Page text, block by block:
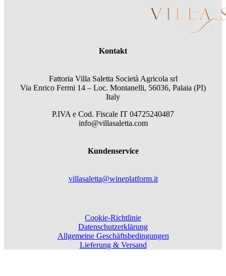
Kontakt
Fattoria Villa Saletta Società Agricola srl
Via Enrico Fermi 14 – Loc. Montanelli, 56036, Palaia (PI)
Italy
P.IVA e Cod. Fiscale IT 04725240487
info@villasaletta.com
Kundenservice
villasaletta@wineplatform.it
Cookie-Richtlinie
Datenschutzerklärung
Allgemeine Geschäftsbedingungen
Lieferung & Versand